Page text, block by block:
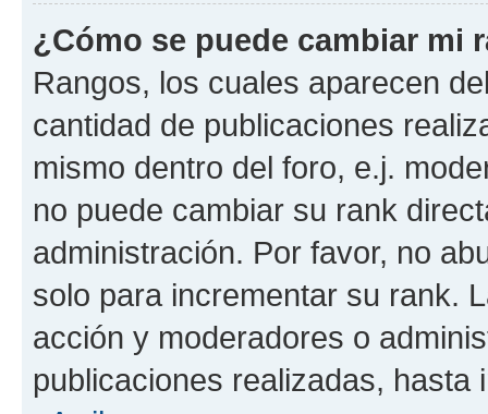
¿Cómo se puede cambiar mi
Rangos, los cuales aparecen
cantidad de publicaciones
mismo dentro del foro, e.j.
no puede cambiar su rank
administración. Por favor, no
solo para incrementar su rank.
acción y moderadores o
publicaciones realizadas, hasta